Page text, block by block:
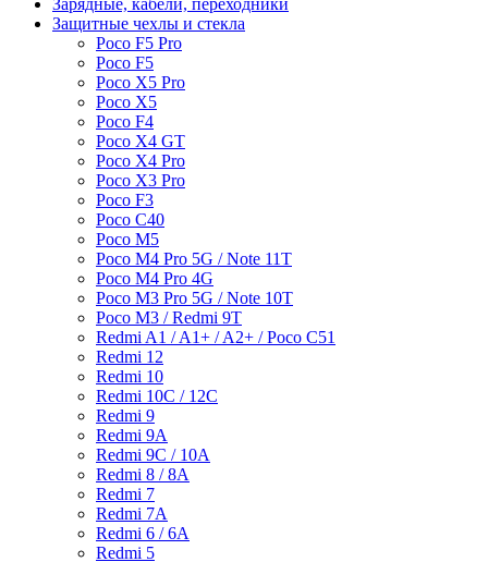
Защитные чехлы и стекла
Poco F5 Pro
Poco F5
Poco X5 Pro
Poco X5
Poco F4
Poco X4 GT
Poco X4 Pro
Poco X3 Pro
Poco F3
Poco C40
Poco M5
Poco M4 Pro 5G / Note 11T
Poco M4 Pro 4G
Poco M3 Pro 5G / Note 10T
Poco M3 / Redmi 9T
Redmi A1 / A1+ / A2+ / Poco C51
Redmi 12
Redmi 10
Redmi 10C / 12C
Redmi 9
Redmi 9A
Redmi 9C / 10A
Redmi 8 / 8A
Redmi 7
Redmi 7A
Redmi 6 / 6A
Redmi 5